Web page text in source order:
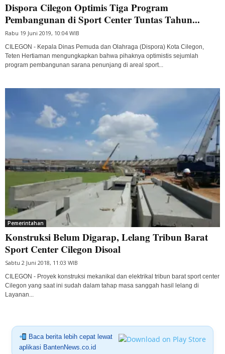
Dispora Cilegon Optimis Tiga Program
Pembangunan di Sport Center Tuntas Tahun...
Rabu 19 Juni 2019, 10:04 WIB
CILEGON - Kepala Dinas Pemuda dan Olahraga (Dispora) Kota Cilegon,
Teten Hertiaman mengungkapkan bahwa pihaknya optimistis sejumlah
program pembangunan sarana penunjang di areal sport...
Pemerintahan
Konstruksi Belum Digarap, Lelang Tribun Barat
Sport Center Cilegon Disoal
Sabtu 2 Juni 2018, 11:03 WIB
CILEGON - Proyek konstruksi mekanikal dan elektrikal tribun barat sport center
Cilegon yang saat ini sudah dalam tahap masa sanggah hasil lelang di
Layanan...
Baca berita lebih cepat lewat
aplikasi BantenNews.co.id